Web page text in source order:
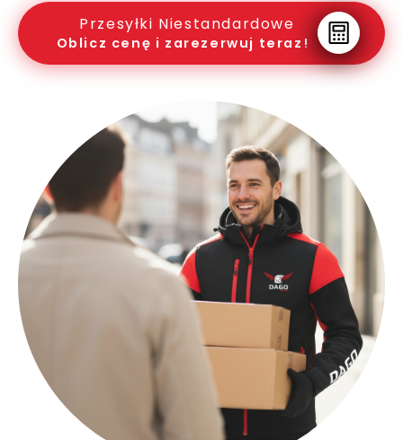
Przesyłki Niestandardowe
Oblicz cenę i zarezerwuj teraz!